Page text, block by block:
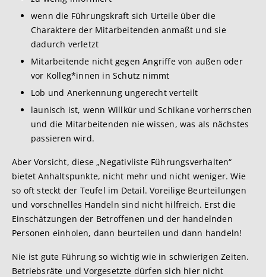
wenn die Führungskraft sich Urteile über die
Charaktere der Mitarbeitenden anmaßt und sie
dadurch verletzt
Mitarbeitende nicht gegen Angriffe von außen oder
vor Kolleg*innen in Schutz nimmt
Lob und Anerkennung ungerecht verteilt
launisch ist, wenn Willkür und Schikane vorherrschen
und die Mitarbeitenden nie wissen, was als nächstes
passieren wird.
Aber Vorsicht, diese „Negativliste Führungsverhalten“
bietet Anhaltspunkte, nicht mehr und nicht weniger. Wie
so oft steckt der Teufel im Detail. Voreilige Beurteilungen
und vorschnelles Handeln sind nicht hilfreich. Erst die
Einschätzungen der Betroffenen und der handelnden
Personen einholen, dann beurteilen und dann handeln!
Nie ist gute Führung so wichtig wie in schwierigen Zeiten.
Betriebsräte und Vorgesetzte dürfen sich hier nicht